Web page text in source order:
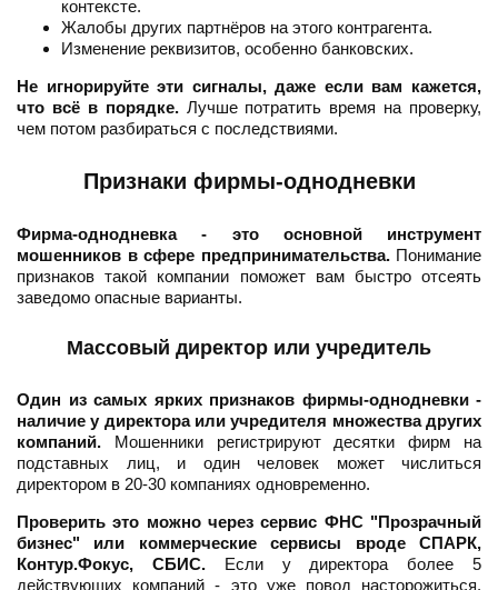
контексте.
Жалобы других партнёров на этого контрагента.
Изменение реквизитов, особенно банковских.
Не игнорируйте эти сигналы, даже если вам кажется,
что всё в порядке.Лучше потратить время на проверку,
чем потом разбираться с последствиями.
Признаки фирмы-однодневки
Фирма-однодневка - это основной инструмент
мошенников в сфере предпринимательства.Понимание
признаков такой компании поможет вам быстро отсеять
заведомо опасные варианты.
Массовый директор или учредитель
Один из самых ярких признаков фирмы-однодневки -
наличие у директора или учредителя множества других
компаний. Мошенники регистрируют десятки фирм на
подставных лиц, и один человек может числиться
директором в 20-30 компаниях одновременно.
Проверить это можно через сервис ФНС "Прозрачный
бизнес" или коммерческие сервисы вроде СПАРК,
Контур.Фокус, СБИС.Если у директора более 5
действующих компаний - это уже повод насторожиться.